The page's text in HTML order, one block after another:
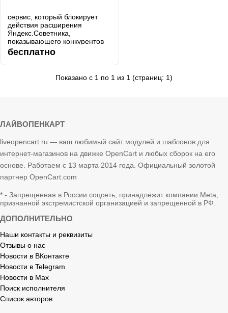
сервис, который блокирует
действия расширения
Яндекс.Советника,
показывающего конкурентов
посетителям вашего сайта..
бесплатно
Показано с 1 по 1 из 1 (страниц: 1)
ЛАЙВОПЕНКАРТ
liveopencart.ru — ваш любимый сайт модулей и шаблонов для
интернет-магазинов на движке OpenCart и любых сборок на его
основе. Работаем с 13 марта 2014 года. Официальный золотой
партнер OpenCart.com
* - Запрещенная в России соцсеть; принадлежит компании Meta,
признанной экстремистской организацией и запрещенной в РФ.
ДОПОЛНИТЕЛЬНО
Наши контакты и реквизиты
Отзывы о нас
Новости в ВКонтакте
Новости в Telegram
Новости в Max
Поиск исполнителя
Список авторов